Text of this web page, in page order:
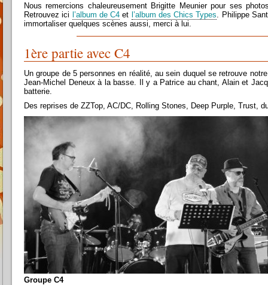
Nous remercions chaleureusement Brigitte Meunier pour ses
Retrouvez ici l’album de C4 et l’album des Chics Types . Philippe
immortaliser quelques scènes aussi, merci à lui.
1ère partie avec C4
Un groupe de 5 personnes en réalité, au sein duquel se retrouve
Jean-Michel Deneux à la basse. Il y a Patrice au chant, Alain et
batterie.
Des reprises de ZZTop, AC/DC, Rolling Stones, Deep Purple, Trust,
Groupe C4